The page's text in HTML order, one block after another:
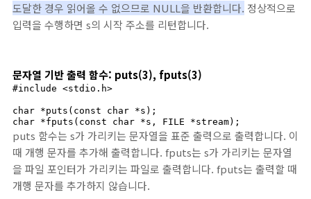
도달한 경우 읽어올 수 없으므로 NULL을 반환합니다. 정상적으로
입력을 수행하면 s의 시작 주소를 리턴합니다.
문자열 기반 출력 함수: puts(3), fputs(3)
#include <stdio.h>
char *puts(const char *s);
char *fputs(const char *s, FILE *stream);
puts 함수는 s가 가리키는 문자열을 표준 출력으로 출력합니다. 이
때 개행 문자를 추가해 출력합니다. fputs는 s가 가리키는 문자열
을 파일 포인터가 가리키는 파일로 출력합니다. fputs는 출력할 때
개행 문자를 추가하지 않습니다.